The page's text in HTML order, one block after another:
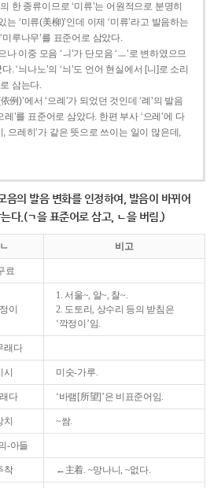
한 종류이므로 ‘미류’는 어원적으로 분명히
‘미류(美柳)’인데 이제 ‘미류’라고 발음하는
루나무’를 표준어로 삼았다.
나 이중 모음 ‘ㅢ’가 단모음 ‘ㅡ’로 변하였으므
. ‘늬나노’의 ‘늬’도 언어 현실에서 [니]로 소리
삼는다.
例)’에서 ‘으례’가 되었던 것인데 ‘례’의 발음
레’를 표준어로 삼았다. 한편 부사 ‘으레’에 다
, 으레히’가 같은 뜻으로 쓰이는 일이 많은데,
음의 발음 변화를 인정하여, 발음이 바뀌어
다.(ㄱ을 표준어로 삼고, ㄴ을 버림.)
ㄴ 비고
료
이
1. 서울~, 알~, 찰~.
2. 도토리, 상수리 등의 받침은
‘깍정이’임.
래다
시 미숫-가루.
다 ‘바램[所望]’은 비표준어임.
치 ~쌈.
-아들
착 ←主着. ~망나니, ~없다.